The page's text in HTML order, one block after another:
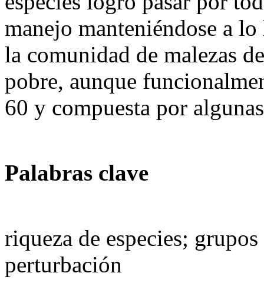
manejo manteniéndose a
la comunidad de malezas
pobre, aunque
60 y compuesta por
Palabras clave
riqueza de especies;
perturbación